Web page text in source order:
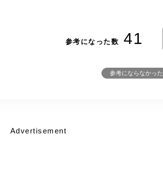
参考になった数 41
参考にならなかった
Advertisement